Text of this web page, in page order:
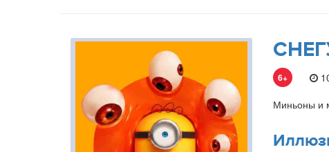
6+
Миньоны и